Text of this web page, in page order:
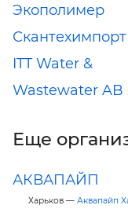
Экополимер
Скантехимпорт
ITT Water &
Wastewater AB
Еще
АКВАПАЙП
Харьков — Аквапайп